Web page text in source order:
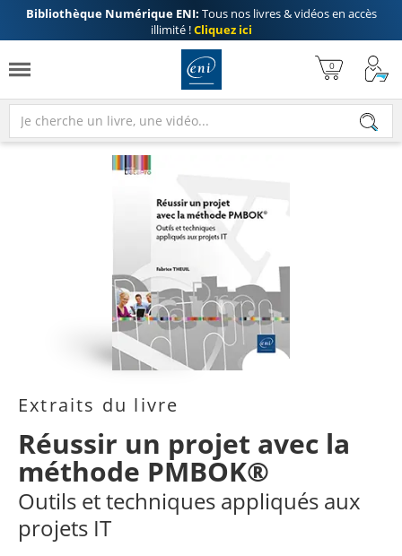
Bibliothèque Numérique ENI: Tous nos livres & vidéos en accès
illimité !Cliquez ici
Extraits du livre
Réussir un projet avec la
méthode PMBOK®
Outils et techniques appliqués aux
projets IT